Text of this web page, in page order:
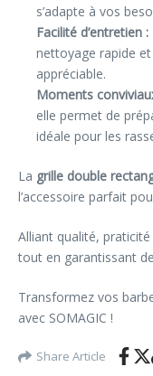
s’adapte à vos
Facilité d’entretien :
nettoyage rapide
appréciable.
Moments
elle permet de
idéale pour les
La grille double
l’accessoire parfait
Alliant qualité,
tout en garantissant
Transformez vos
avec SOMAGIC !
Share Article